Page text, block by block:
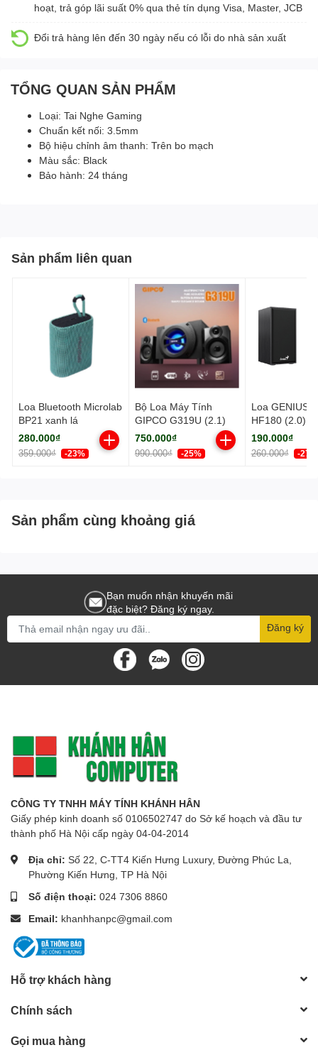
hoạt, trả góp lãi suất 0% qua thẻ tín dụng Visa, Master, JCB
Đổi trả hàng lên đến 30 ngày nếu có lỗi do nhà sản xuất
TỔNG QUAN SẢN PHẨM
Loại: Tai Nghe Gaming
Chuẩn kết nối: 3.5mm
Bộ hiệu chỉnh âm thanh: Trên bo mạch
Màu sắc: Black
Bảo hành: 24 tháng
Sản phẩm liên quan
Loa Bluetooth Microlab
BP21 xanh lá
280.000₫
359.000₫ -23%
Bộ Loa Máy Tính
GIPCO G319U (2.1)
750.000₫
990.000₫ -25%
Loa GENIUS
HF180 (2.0)
190.000₫
260.000₫ -27%
Sản phẩm cùng khoảng giá
Bạn muốn nhận khuyến mãi
đặc biệt? Đăng ký ngay.
Đăng ký
CÔNG TY TNHH MÁY TÍNH KHÁNH HÂN
Giấy phép kinh doanh số 0106502747 do Sở kế hoạch và đầu tư
thành phố Hà Nội cấp ngày 04-04-2014
Địa chỉ: Số 22, C-TT4 Kiến Hưng Luxury, Đường Phúc La,
Phường Kiến Hưng, TP Hà Nội
Số điện thoại: 024 7306 8860
Email: khanhhanpc@gmail.com
Hỗ trợ khách hàng
Chính sách
Gọi mua hàng